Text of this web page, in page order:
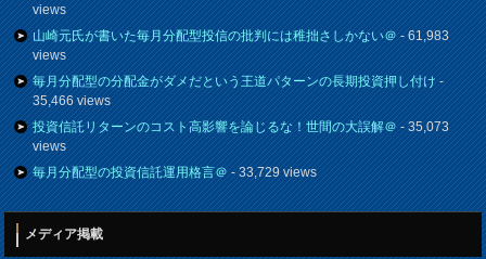
views
山崎元氏が書いた毎月分配型投信の批判には稚拙さしかない＠- 61,983
views
毎月分配型の分配金がダメだという王道パターンの長期投資押し付け-
35,466 views
投資信託リターンのコスト高影響を論じるな！世間の大誤解＠- 35,073
views
毎月分配型の投資信託運用格言＠- 33,729 views
メディア掲載